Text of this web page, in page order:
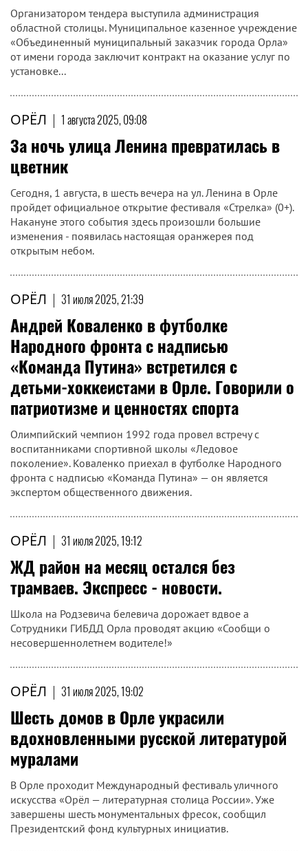
Организатором тендера выступила администрация
областной столицы. Муниципальное казенное учреждение
«Объединенный муниципальный заказчик города Орла»
от имени города заключит контракт на оказание услуг по
установке...
ОРЁЛ | 1 августа 2025, 09:08
За ночь улица Ленина превратилась в
цветник
Сегодня, 1 августа, в шесть вечера на ул. Ленина в Орле
пройдет официальное открытие фестиваля «Стрелка» (0+).
Накануне этого события здесь произошли большие
изменения - появилась настоящая оранжерея под
открытым небом.
ОРЁЛ | 31 июля 2025, 21:39
Андрей Коваленко в футболке
Народного фронта с надписью
«Команда Путина» встретился с
детьми-хоккеистами в Орле. Говорили о
патриотизме и ценностях спорта
Олимпийский чемпион 1992 года провел встречу с
воспитанниками спортивной школы «Ледовое
поколение». Коваленко приехал в футболке Народного
фронта с надписью «Команда Путина» — он является
экспертом общественного движения.
ОРЁЛ | 31 июля 2025, 19:12
ЖД район на месяц остался без
трамваев. Экспресс - новости.
Школа на Родзевича белевича дорожает вдвое а
Сотрудники ГИБДД Орла проводят акцию «Сообщи о
несовершеннолетнем водителе!»
ОРЁЛ | 31 июля 2025, 19:02
Шесть домов в Орле украсили
вдохновленными русской литературой
муралами
В Орле проходит Международный фестиваль уличного
искусства «Орёл — литературная столица России». Уже
завершены шесть монументальных фресок, сообщил
Президентский фонд культурных инициатив.